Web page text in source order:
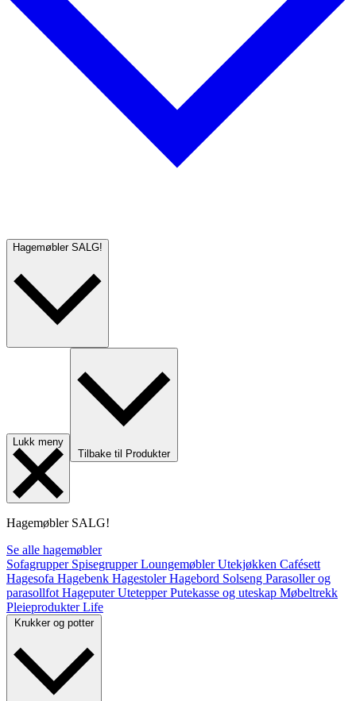
Hagemøbler SALG!
Lukk meny
Tilbake til Produkter
Hagemøbler SALG!
Se alle hagemøbler
Sofagrupper SpisegrupperLoungemøblerUtekjøkken Cafésett
Hagesofa Hagebenk HagestolerHagebord Solseng Parasoller og
parasollfot HageputerUtetepperPutekasse og uteskap Møbeltrekk
PleieprodukterLife
Krukker og potter